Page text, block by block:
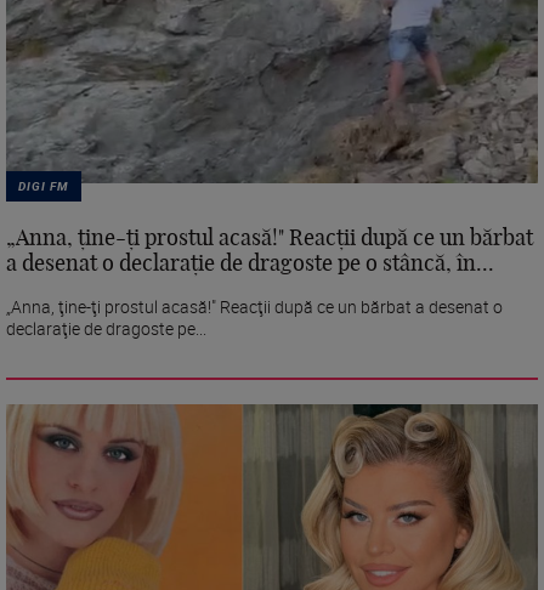
DIGI FM
„Anna, ţine-ţi prostul acasă!" Reacţii după ce un bărbat
a desenat o declaraţie de dragoste pe o stâncă, în...
„Anna, ţine-ţi prostul acasă!" Reacţii după ce un bărbat a desenat o
declaraţie de dragoste pe...